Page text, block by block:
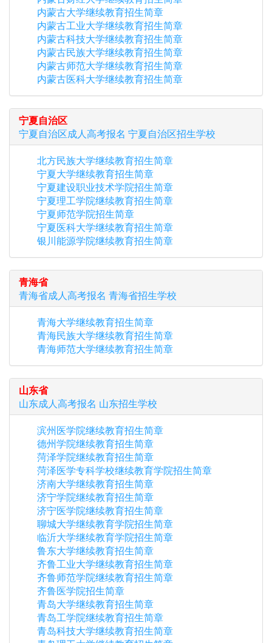
内蒙古大学继续教育招生简章
内蒙古工业大学继续教育招生简章
内蒙古科技大学继续教育招生简章
内蒙古民族大学继续教育招生简章
内蒙古师范大学继续教育招生简章
内蒙古医科大学继续教育招生简章
宁夏自治区
宁夏自治区成人高考报名 宁夏自治区招生学校
北方民族大学继续教育招生简章
宁夏大学继续教育招生简章
宁夏建设职业技术学院招生简章
宁夏理工学院继续教育招生简章
宁夏师范学院招生简章
宁夏医科大学继续教育招生简章
银川能源学院继续教育招生简章
青海省
青海省成人高考报名 青海省招生学校
青海大学继续教育招生简章
青海民族大学继续教育招生简章
青海师范大学继续教育招生简章
山东省
山东成人高考报名 山东招生学校
滨州医学院继续教育招生简章
德州学院继续教育招生简章
菏泽学院继续教育招生简章
菏泽医学专科学校继续教育学院招生简章
济南大学继续教育招生简章
济宁学院继续教育招生简章
济宁医学院继续教育招生简章
聊城大学继续教育学院招生简章
临沂大学继续教育学院招生简章
鲁东大学继续教育招生简章
齐鲁工业大学继续教育招生简章
齐鲁师范学院继续教育招生简章
齐鲁医学院招生简章
青岛大学继续教育招生简章
青岛工学院继续教育招生简章
青岛科技大学继续教育招生简章